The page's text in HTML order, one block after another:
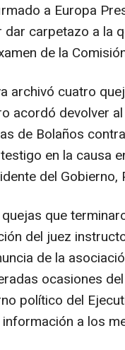
a Europa
carpetazo a la
de la
archivó cuatro
acordó devolver
de Bolaños
en la causa
del Gobierno,
que
del juez
de la
ocasiones
político del
a los